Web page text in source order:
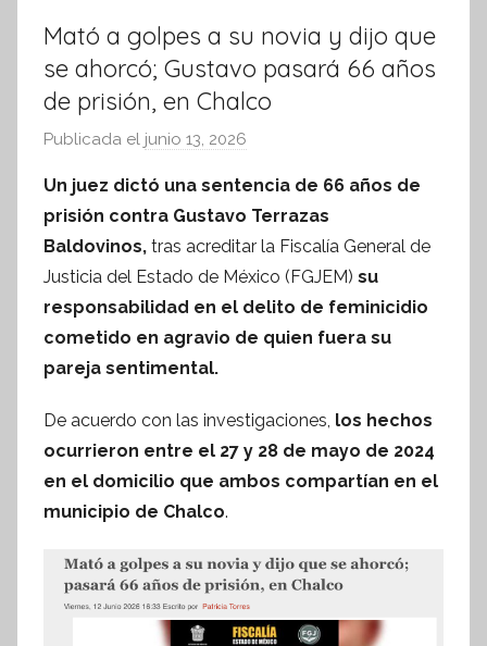
Mató a golpes a su novia y dijo que
se ahorcó; Gustavo pasará 66 años
de prisión, en Chalco
Publicada el junio 13, 2026
r
S
í
n
t
e
s
I
n
r
m
a
Un juez dictó una sentencia de 66 años de
prisión contra Gustavo Terrazas
Baldovinos, tras acreditar la Fiscalía General de
Justicia del Estado de México (FGJEM) su
responsabilidad en el delito de feminicidio
cometido en agravio de quien fuera su
pareja sentimental.
De acuerdo con las investigaciones, los hechos
ocurrieron entre el 27 y 28 de mayo de 2024
en el domicilio que ambos compartían en el
municipio de Chalco.